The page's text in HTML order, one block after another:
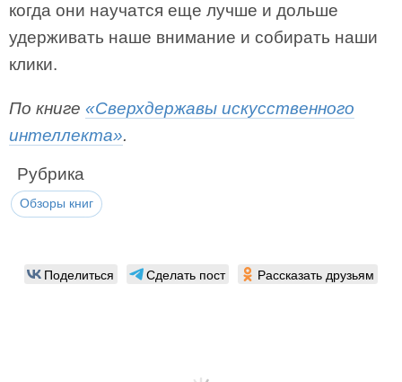
когда они научатся еще лучше и дольше
удерживать наше внимание и собирать наши
клики.
По книге «Сверхдержавы искусственного
интеллекта».
Рубрика
Обзоры книг
Поделиться Сделать пост Рассказать друзьям